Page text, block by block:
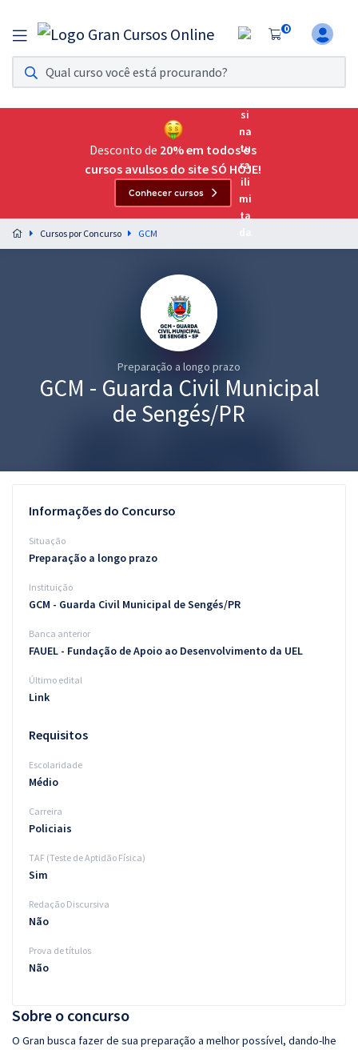
0
Assinatura Ilimitada 11
Acesso a todos os cursos. Teste grátis por 7 dias!
Assinatura OAB Até Passar
Acesso ilimitado a toda preparação para o Exame da
Preparação completa e intensiva para as principais
residências em saúde do Brasil
Conteúdo gratuito
Blog
Desconto de 20% em todos os
cursos avulsos do site SÓ HOJE!
Conhecer cursos
Cursos por Concurso GCM
Preparação a longo prazo
GCM - Guarda Civil Municipal
de Sengés/PR
Sobre o concurso
O Gran busca fazer de sua preparação a melhor possível, dando-lhe
Informações do Concurso
Situação
Preparação a longo prazo
Instituição
GCM - Guarda Civil Municipal de Sengés/PR
Banca anterior
FAUEL - Fundação de Apoio ao Desenvolvimento da UEL
Último edital
Link
Requisitos
Escolaridade
Médio
Carreira
Policiais
TAF (Teste de Aptidão Física)
Sim
Redação Discursiva
Não
Prova de títulos
Não